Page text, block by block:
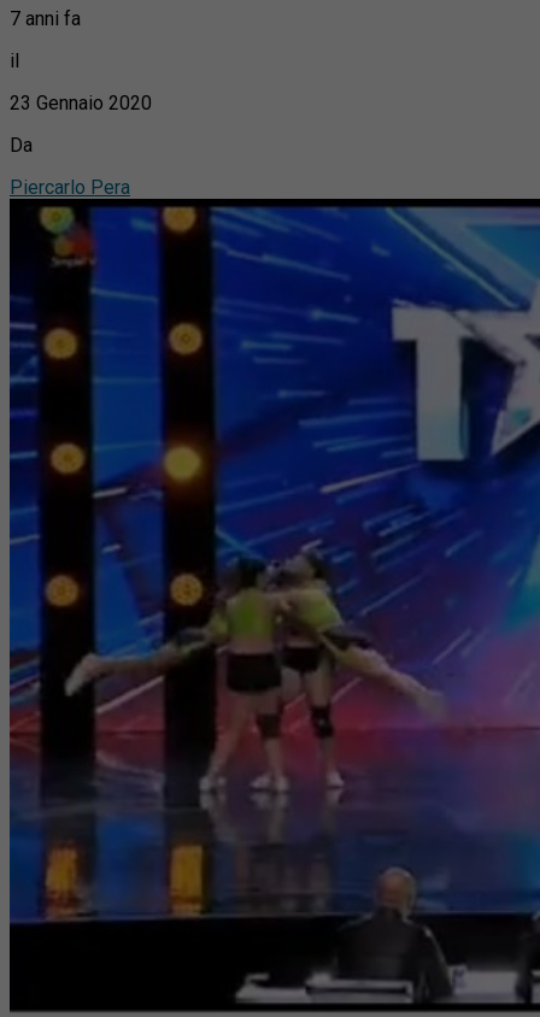
7 anni fa
il
23 Gennaio 2020
Da
Piercarlo Pera